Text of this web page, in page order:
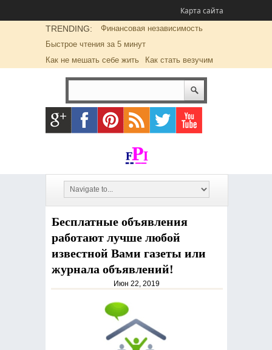
Карта сайта
TRENDING:
Финансовая независимость
Быстрое чтения за 5 минут
Как не мешать себе жить
Как стать везучим
Бесплатные объявления
работают лучше любой
известной Вами газеты или
журнала объявлений!
Июн 22, 2019